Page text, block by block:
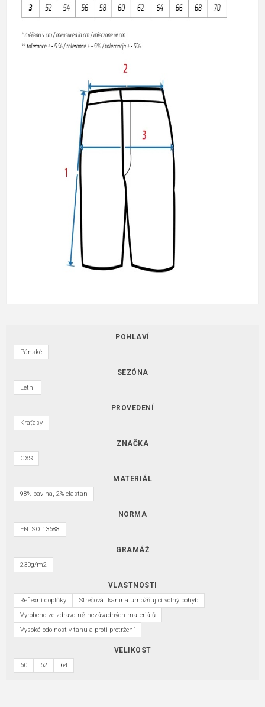
POHLAVÍ
Pánské
SEZÓNA
Letní
PROVEDENÍ
Kraťasy
ZNAČKA
CXS
MATERIÁL
98% bavlna, 2% elastan
NORMA
EN ISO 13688
GRAMÁŽ
230g/m2
VLASTNOSTI
Reflexní doplňky
Strečová tkanina umožňující volný pohyb
Vyrobeno ze zdravotně nezávadných materiálů
Vysoká odolnost v tahu a proti protržení
VELIKOST
60 62 64